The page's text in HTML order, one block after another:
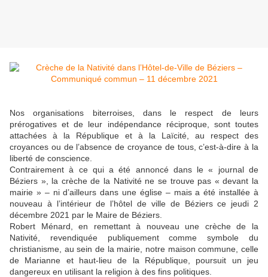
Nos organisations biterroises, dans le respect de leurs
prérogatives et de leur indépendance réciproque, sont toutes
attachées à la République et à la Laïcité, au respect des
croyances ou de l’absence de croyance de tous, c’est-à-dire à la
liberté de conscience.
Contrairement à ce qui a été annoncé dans le « journal de
Béziers », la crèche de la Nativité ne se trouve pas « devant la
mairie » – ni d’ailleurs dans une église – mais a été installée à
nouveau à l’intérieur de l’hôtel de ville de Béziers ce jeudi 2
décembre 2021 par le Maire de Béziers.
Robert Ménard, en remettant à nouveau une crèche de la
Nativité, revendiquée publiquement comme symbole du
christianisme, au sein de la mairie, notre maison commune, celle
de Marianne et haut-lieu de la République, poursuit un jeu
dangereux en utilisant la religion à des fins politiques.